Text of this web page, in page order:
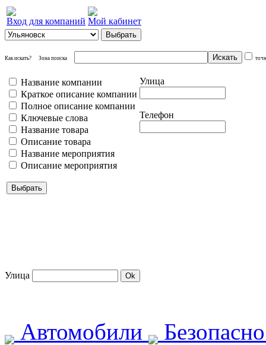
Вход для компаний Мой кабинет
Как искать? Зона поиска
Название компании
Краткое описание компании
Полное описание компании
Ключевые слова
Название товара
Описание товара
Название мероприятия
Описание мероприятия
Улица
Телефон
Улица
Автомобили